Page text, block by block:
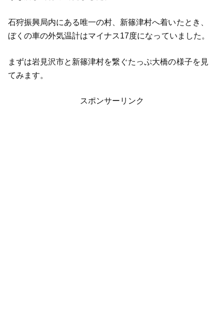
石狩振興局内にある唯一の村、新篠津村へ着いたとき、
ぼくの車の外気温計はマイナス17度になっていました。
まずは岩見沢市と新篠津村を繋ぐたっぷ大橋の様子を見
てみます。
スポンサーリンク